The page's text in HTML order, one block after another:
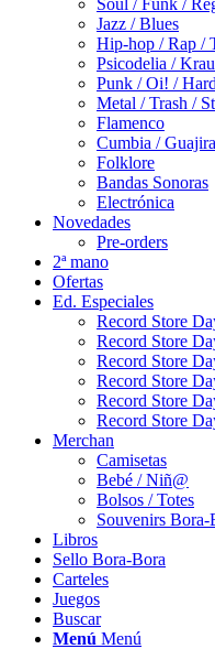
Soul / Funk /
Jazz / Blues
Hip-hop / Rap /
Psicodelia /
Punk / Oi! /
Metal / Trash /
Flamenco
Cumbia /
Folklore
Bandas Sonoras
Electrónica
Novedades
Pre-orders
2ª mano
Ofertas
Ed. Especiales
Record Store
Record Store
Record Store
Record Store
Record Store
Record Store
Merchan
Camisetas
Bebé / Niñ@
Bolsos / Totes
Souvenirs Bora-
Libros
Sello Bora-Bora
Carteles
Juegos
Buscar
Menú Menú